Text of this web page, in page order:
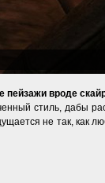
вроде
стиль, дабы
не так, как